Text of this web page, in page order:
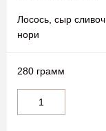
Лосось, сыр
нори
280 грамм